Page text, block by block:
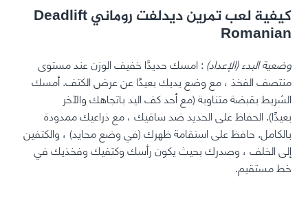
كيفية لعب تمرين ديدلفت روماني Deadlift
Romanian
وضعية البدء (الإعداد): امسك حديدًا خفيف الوزن عند مستوى
منتصف الفخذ ، مع وضع يديك بعيدًا عن عرض الكتف. أمسك
الشريط بقبضة متناوبة (مع أحد كف اليد باتجاهك والآخر
بعيدًا). الحفاظ على الحديد ضد ساقيك ، مع ذراعيك ممدودة
بالكامل. حافظ على استقامة ظهرك (في وضع محايد) ، والكتفين
إلى الخلف ، وصدرك بحيث يكون رأسك وكتفيك وفخذيك في
خط مستقيم.